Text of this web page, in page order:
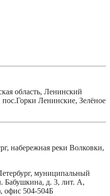
область, Ленинский
пос.Горки Ленинские, Зелёное
набережная реки Волковки,
муниципальный
Бабушкина, д. 3, лит. А,
504-504Б